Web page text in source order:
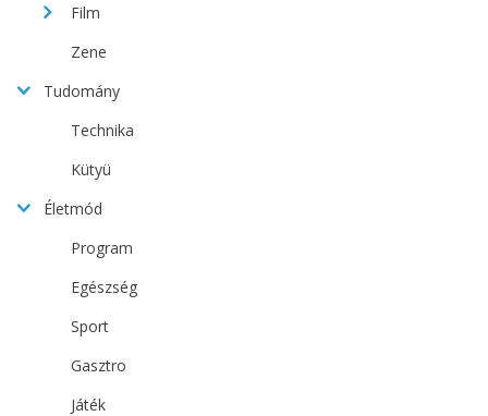
Film
Zene
Tudomány
Technika
Kütyü
Életmód
Program
Egészség
Sport
Gasztro
Játék